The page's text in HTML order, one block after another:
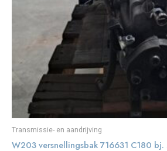
Transmissie- en aandrijving
W203 versnellingsbak 716631 C180